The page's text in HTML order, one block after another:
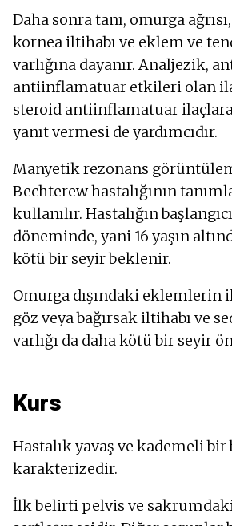
Daha sonra tanı, omurga
kornea iltihabı ve eklem ve
varlığına dayanır. Analjezik,
antiinflamatuar etkileri olan
steroid antiinflamatuar
yanıt vermesi de yardımcıdır.
Manyetik rezonans
Bechterew hastalığının
kullanılır. Hastalığın
döneminde, yani 16 yaşın
kötü bir seyir beklenir.
Omurga dışındaki eklemlerin
göz veya bağırsak iltihabı ve
varlığı da daha kötü bir seyir
Kurs
Hastalık yavaş ve kademeli bir
karakterizedir.
İlk belirti pelvis ve